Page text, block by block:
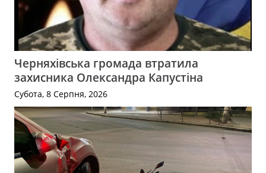
Черняхівська громада втратила
захисника Олександра Капустіна
Субота, 8 Серпня, 2026